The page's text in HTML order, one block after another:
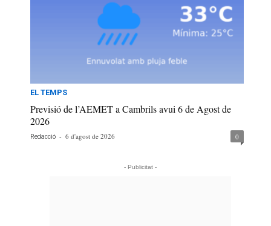
EL TEMPS
Previsió de l’AEMET a Cambrils avui 6 de Agost de
2026
Redacció - 6 d'agost de 2026 0
- Publicitat -